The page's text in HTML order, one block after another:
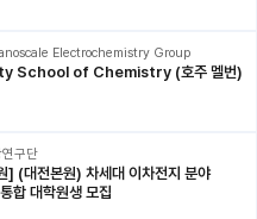
Electrochemistry Group
구단
합 대학원생 모집